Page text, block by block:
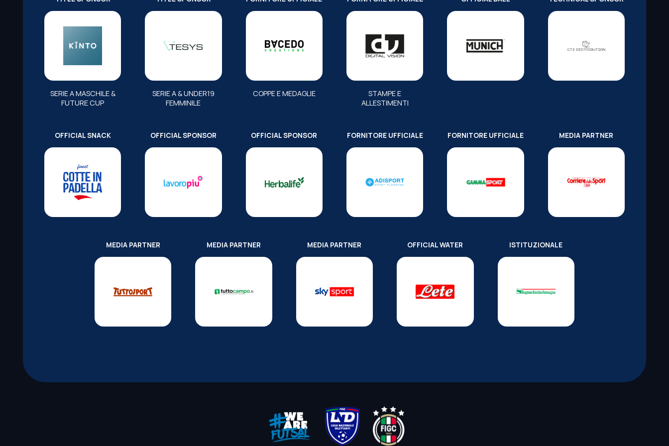
SERIE A MASCHILE &
FUTURE CUP
SERIE A & UNDER19
FEMMINILE
COPPE E MEDAGLIE
STAMPE E
ALLESTIMENTI
OFFICIAL SNACK OFFICIAL SPONSOR OFFICIAL SPONSOR FORNITORE UFFICIALE FORNITORE UFFICIALE MEDIA PARTNER
MEDIA PARTNER MEDIA PARTNER MEDIA PARTNER OFFICIAL WATER ISTITUZIONALE